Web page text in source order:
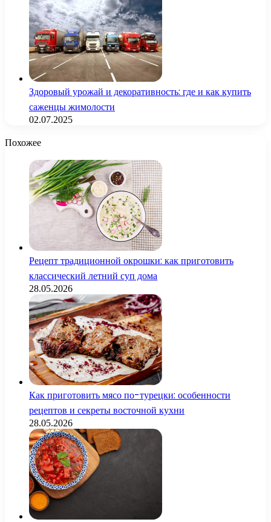
Здоровый урожай и декоративность: где и как купить
саженцы жимолости
02.07.2025
Похожее
Рецепт традиционной окрошки: как приготовить
классический летний суп дома
28.05.2026
Как приготовить мясо по-турецки: особенности
рецептов и секреты восточной кухни
28.05.2026